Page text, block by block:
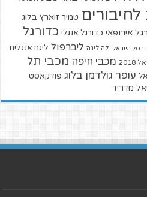
לחיבורים טמיר זוארץ בלוג
אירופאי כדורגל אנגלי כדורגל
ישראלי לה ליגה ליברפול ליגה אנגלית
2018 מכבי חיפה מכבי תל
עופר גולדמן בלוג פודקאסט
מדריד